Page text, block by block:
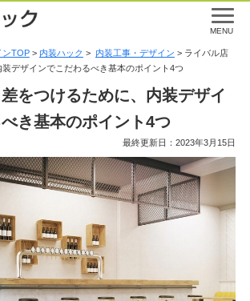
MENU
ンTOP> 内装ハック > 内装工事・デザイン > ライバル店
デザインでこだわるべき基本のポイント4つ
をつけるために、内装デザイ
き基本のポイント4つ
最終更新日：2023年3月15日